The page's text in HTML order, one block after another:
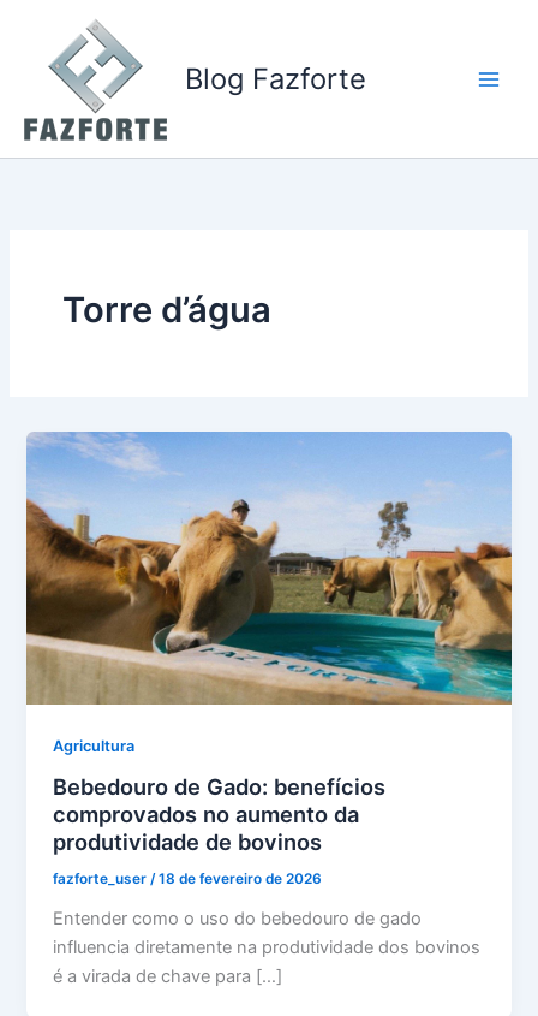
conteúdo
Blog Fazforte
Torre d’água
Agricultura
Bebedouro de Gado: benefícios
comprovados no aumento da
produtividade de bovinos
fazforte_user/18 de fevereiro de 2026
Entender como o uso do bebedouro de gado
influencia diretamente na produtividade dos bovinos
é a virada de chave para […]